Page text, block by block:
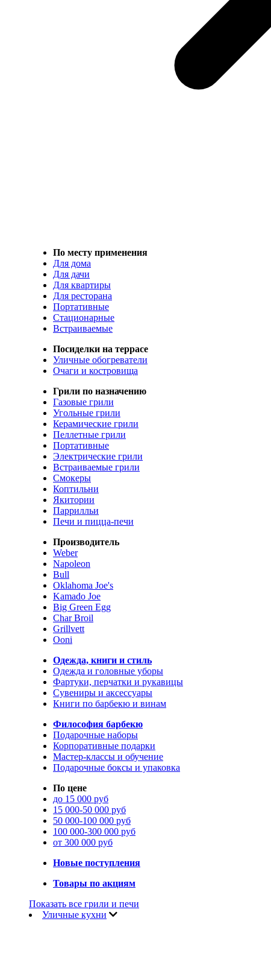
По месту применения
Для дома
Для дачи
Для квартиры
Для ресторана
Портативные
Стационарные
Встраиваемые
Посиделки на террасе
Уличные обогреватели
Очаги и костровища
Грили по назначению
Газовые грили
Угольные грили
Керамические грили
Пеллетные грили
Портативные
Электрические грили
Встраиваемые грили
Смокеры
Коптильни
Якитории
Паррилльи
Печи и пицца-печи
Производитель
Weber
Napoleon
Bull
Oklahoma Joe's
Kamado Joe
Big Green Egg
Char Broil
Grillvett
Ooni
Одежда, книги и стиль
Одежда и головные уборы
Фартуки, перчатки и рукавицы
Сувениры и аксессуары
Книги по барбекю и винам
Философия барбекю
Подарочные наборы
Корпоративные подарки
Мастер-классы и обучение
Подарочные боксы и упаковка
По цене
до 15 000 руб
15 000-50 000 руб
50 000-100 000 руб
100 000-300 000 руб
от 300 000 руб
Новые поступления
Товары по акциям
Показать все грили и печи
Уличные кухни